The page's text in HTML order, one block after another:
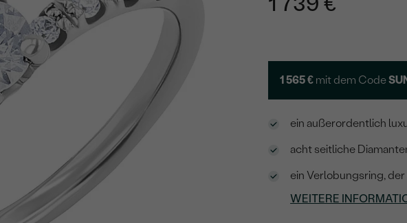
1 565 € mit dem Code
ein außerordentlich
acht seitliche
ein Verlobungsring,
WEITERE